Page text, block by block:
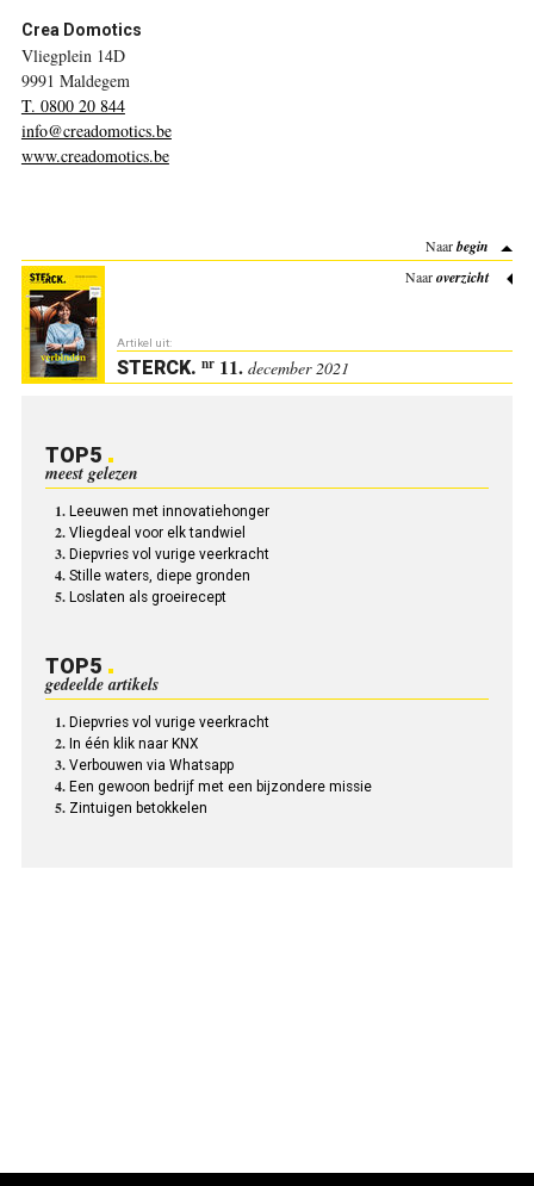
Crea Domotics
Vliegplein 14D
9991 Maldegem
T. 0800 20 844
info@creadomotics.be
www.creadomotics.be
Naarbegin
Naaroverzicht
Artikel uit:
STERCK. nr11. december 2021
TOP5
meest gelezen
Leeuwen met innovatiehonger
Vliegdeal voor elk tandwiel
Diepvries vol vurige veerkracht
Stille waters, diepe gronden
Loslaten als groeirecept
TOP5
gedeelde artikels
Diepvries vol vurige veerkracht
In één klik naar KNX
Verbouwen via Whatsapp
Een gewoon bedrijf met een bijzondere missie
Zintuigen betokkelen